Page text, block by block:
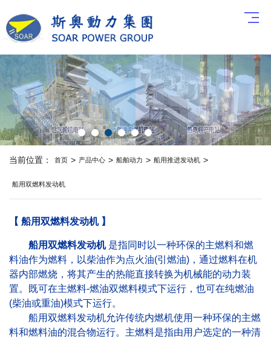
当前位置： 首页 > 产品中心 > 船舶动力 > 船用推进发动机 >
船用双燃料发动机
【 船用双燃料发动机 】
船用双燃料发动机是指同时以一种环保的主燃料和燃
料油作为燃料，以柴油作为点火油(引燃油)，通过燃料在机
器内部燃烧，将其产生的热能直接转换为机械能的动力装
置。既可在主燃料-燃油双燃料模式下运行，也可在纯燃油
(柴油或重油)模式下运行。
船用双燃料发动机允许传统内燃机使用一种环保的主燃
料和燃料油的混合物运行。主燃料是指由用户选定的一种清